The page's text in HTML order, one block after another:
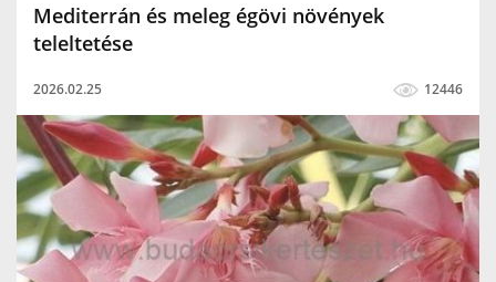
Mediterrán és meleg égövi növények
teleltetése
2026.02.25 12446